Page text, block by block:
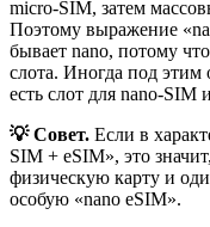
micro-SIM, затем
Поэтому выражение
бывает nano, потому
слота. Иногда под
есть слот для nano-
💡 Совет. Если в
SIM + eSIM», это
физическую карту и
особую «nano eSIM».